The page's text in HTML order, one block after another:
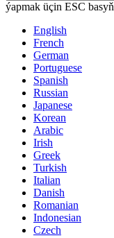
ýapmak üçin ESC basyň
English
French
German
Portuguese
Spanish
Russian
Japanese
Korean
Arabic
Irish
Greek
Turkish
Italian
Danish
Romanian
Indonesian
Czech